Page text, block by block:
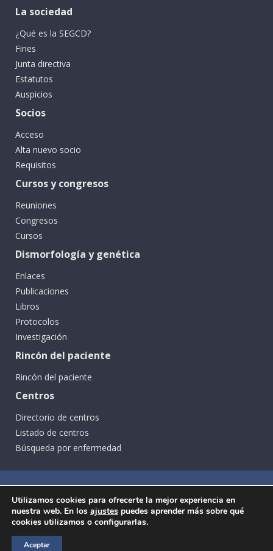
La sociedad
¿Qué es la SEGCD?
Fines
Junta directiva
Estatutos
Auspicios
Socios
Acceso
Alta nuevo socio
Requisitos
Cursos y congresos
Reuniones
Congresos
Cursos
Dismorfología y genética
Enlaces
Publicaciones
Libros
Protocolos
Investigación
Rincón del paciente
Rincón del paciente
Centros
Directorio de centros
Listado de centros
Búsqueda por enfermedad
Ⓒ SEGCD Todos los derechos reservados -
Utilizamos cookies para ofrecerte la mejor experiencia en
nuestra web. En los ajustes puedes aprender más sobre qué
cookies utilizamos o configurarlas.
Aceptar